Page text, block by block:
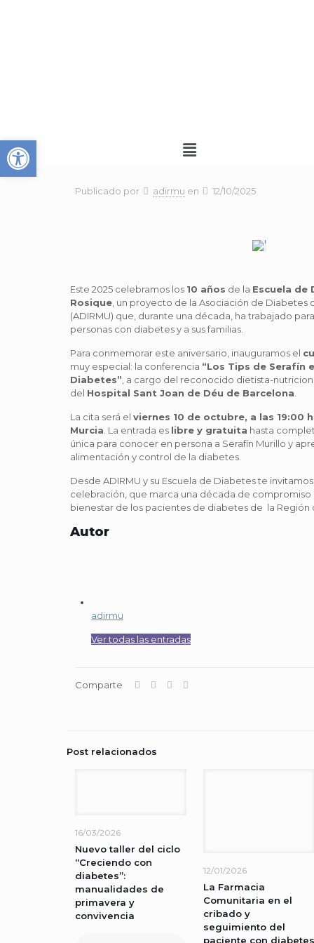
Menú
Publicado por adirmu en 12/10/2025
Este 2025 celebramos los 10 años de la Escuela de
Rosique, un proyecto de la Asociación de Diabetes
(ADIRMU) que, durante una década, ha trabajado
personas con diabetes y a sus familias.
Para conmemorar este aniversario, inauguramos el
muy especial: la conferencia “Los Tips de Serafín
Diabetes”, a cargo del reconocido dietista-
del Hospital Sant Joan de Déu de Barcelona.
La cita será elviernes 10 de octubre, a las 19:00
Murcia. La entrada es libre y gratuita hasta
única para conocer en persona a Serafín Murillo y
alimentación y control de la diabetes.
Desde ADIRMU y su Escuela de Diabetes te
celebración, que marca una década de compromiso
bienestar de los pacientes de diabetes de la Región
Autor
adirmu
Ver todas las entradas
Comparte
Post relacionados
16/03/2026
Nuevo taller del ciclo
“Creciendo con
diabetes”:
manualidades de
primavera y
convivencia
12/01/2026
La Farmacia
Comunitaria en el
cribado y
seguimiento del
paciente con diabetes
Abrir barra de